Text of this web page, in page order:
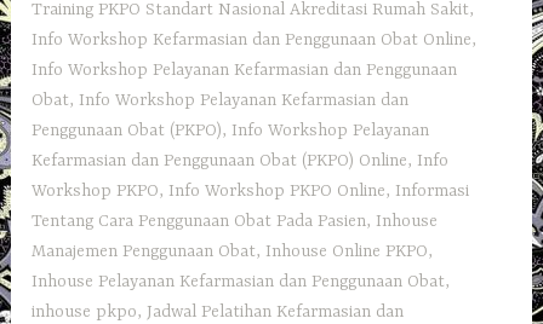
Training PKPO Standart Nasional Akreditasi Rumah Sakit,
Info Workshop Kefarmasian dan Penggunaan Obat Online,
Info Workshop Pelayanan Kefarmasian dan Penggunaan
Obat, Info Workshop Pelayanan Kefarmasian dan
Penggunaan Obat (PKPO), Info Workshop Pelayanan
Kefarmasian dan Penggunaan Obat (PKPO) Online, Info
Workshop PKPO, Info Workshop PKPO Online, Informasi
Tentang Cara Penggunaan Obat Pada Pasien, Inhouse
Manajemen Penggunaan Obat, Inhouse Online PKPO,
Inhouse Pelayanan Kefarmasian dan Penggunaan Obat,
inhouse pkpo, Jadwal Pelatihan Kefarmasian dan